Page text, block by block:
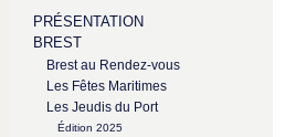
PRÉSENTATION
BREST
Brest au Rendez-vous
Les Fêtes Maritimes
Les Jeudis du Port
Édition 2025